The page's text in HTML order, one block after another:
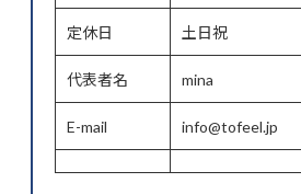
定休日 土日祝
代表者名 mina
E-mail info@tofeel.jp